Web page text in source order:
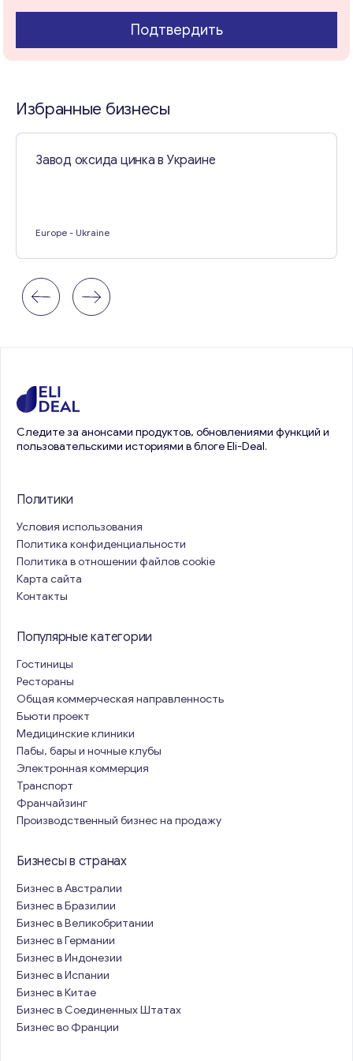
Свяжитесь со мной
Подтвердить
Избранные бизнесы
Завод оксида цинка в Украине
Europe - Ukraine
Следите за анонсами продуктов, обновлениями функций и
пользовательскими историями в блоге Eli-Deal.
Политики
Условия использования
Политика конфиденциальности
Политика в отношении файлов cookie
Карта сайта
Контакты
Популярные категории
Гостиницы
Рестораны
Общая коммерческая направленность
Бьюти проект
Медицинские клиники
Пабы, бары и ночные клубы
Электронная коммерция
Транспорт
Франчайзинг
Производственный бизнес на продажу
Бизнесы в странах
Бизнес в Австралии
Бизнес в Бразилии
Бизнес в Великобритании
Бизнес в Германии
Бизнес в Индонезии
Бизнес в Испании
Бизнес в Китае
Бизнес в Соединенных Штатах
Бизнес во Франции